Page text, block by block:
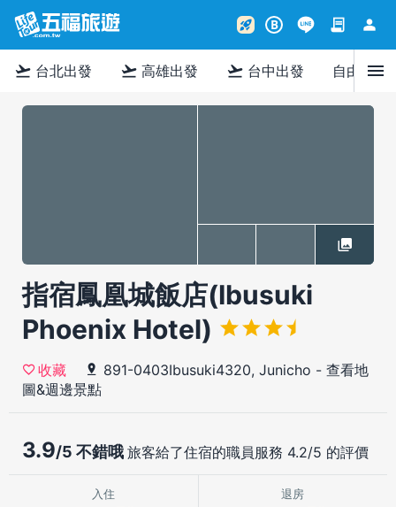
rocket_launch B contract person
flight_takeoff 台北出發 flight_takeoff 高雄出發 flight_takeoff 台中出發 自由行menu
指宿鳳凰城飯店(Ibusuki
Phoenix Hotel)
收藏 891-0403Ibusuki4320, Junicho - 查看地
圖&週邊景點
3.9/5 不錯哦 旅客給了住宿的職員服務 4.2/5 的評價
入住 退房